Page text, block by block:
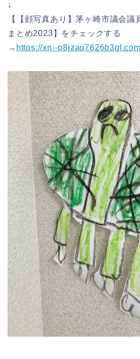
↓
【【顔写真あり】茅ヶ崎市議会議
まとめ2023】をチェックする
→ https://xn--